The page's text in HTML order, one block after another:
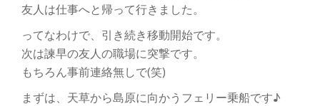
友人は仕事へと帰って行きました。
ってなわけで、引き続き移動開始です。
次は諫早の友人の職場に突撃です。
もちろん事前連絡無しで(笑)
まずは、天草から島原に向かうフェリー乗船です♪